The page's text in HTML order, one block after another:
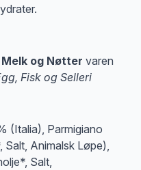
Melk og Nøtter varen
Fisk og Selleri
(Italia), Parmigiano
Animalsk Løpe),
Salt,